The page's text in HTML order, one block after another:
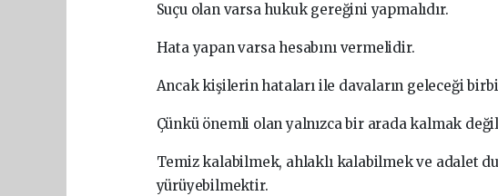
Suçu olan varsa hukuk gereğini yapmalıdır.
Hata yapan varsa hesabını vermelidir.
Ancak kişilerin hataları ile davaların geleceği
Çünkü önemli olan yalnızca bir arada kalmak
Temiz kalabilmek, ahlaklı kalabilmek ve adalet
yürüyebilmektir.